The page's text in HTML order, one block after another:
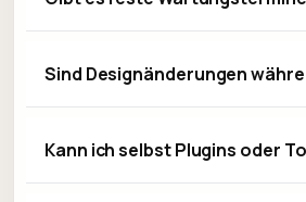
Sind Designänderungen
Kann ich selbst Plugins oder